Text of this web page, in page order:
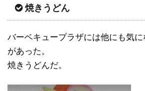
焼きうどん
バーベキュープラザには他にも気
があった。
焼きうどんだ。